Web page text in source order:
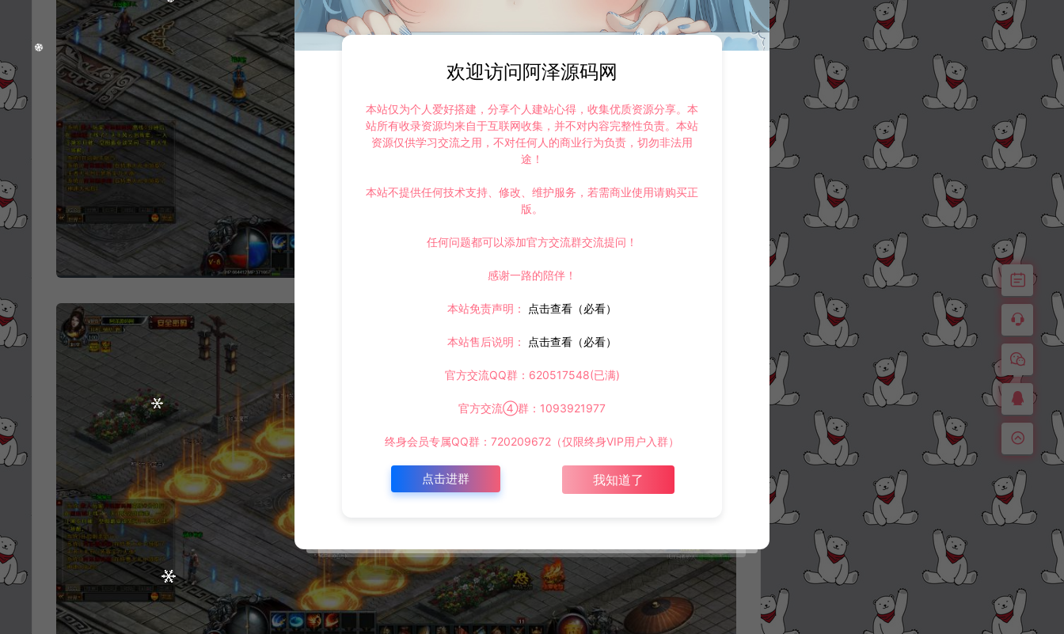
欢迎访问阿泽源码网
本站仅为个人爱好搭建，分享个人建站心得，收集优质资源分享。本
站所有收录资源均来自于互联网收集，并不对内容完整性负责。本站
资源仅供学习交流之用，不对任何人的商业行为负责，切勿非法用
途！
本站不提供任何技术支持、修改、维护服务，若需商业使用请购买正
版。
任何问题都可以添加官方交流群交流提问！
感谢一路的陪伴！
本站免责声明： 点击查看（必看）
本站售后说明： 点击查看（必看）
官方交流QQ群：620517548(已满)
官方交流④群：1093921977
终身会员专属QQ群：720209672（仅限终身VIP用户入群）
点击进群 我知道了